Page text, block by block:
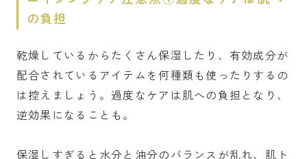
の負担
乾燥しているからたくさん保湿したり、有効成分が
配合されているアイテムを何種類も使ったりするの
は控えましょう。過度なケアは肌への負担となり、
逆効果になることも。
保湿しすぎると水分と油分のバランスが乱れ、肌ト